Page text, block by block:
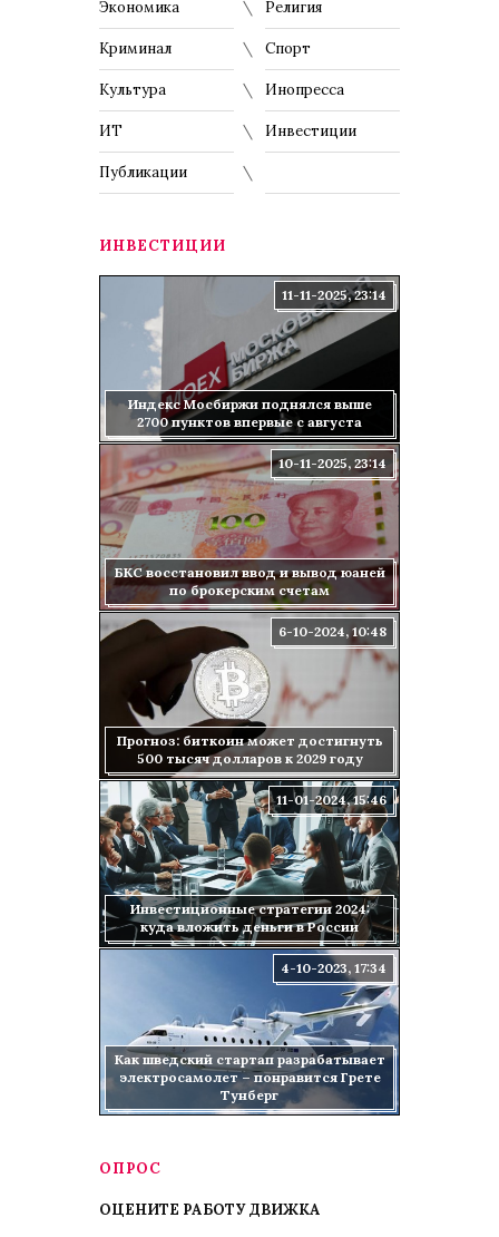
Экономика Религия
Криминал Спорт
Культура Инопресса
ИТ Инвестиции
Публикации
ИНВЕСТИЦИИ
Индекс Мосбиржи поднялся выше
2700 пунктов впервые с августа
11-11-2025, 23:14
БКС восстановил ввод и вывод юаней
по брокерским счетам
10-11-2025, 23:14
Прогноз: биткоин может достигнуть
500 тысяч долларов к 2029 году
6-10-2024, 10:48
Инвестиционные стратегии 2024:
куда вложить деньги в России
11-01-2024, 15:46
Как шведский стартап разрабатывает
электросамолет – понравится Грете
Тунберг
4-10-2023, 17:34
ОПРОС
ОЦЕНИТЕ РАБОТУ ДВИЖКА